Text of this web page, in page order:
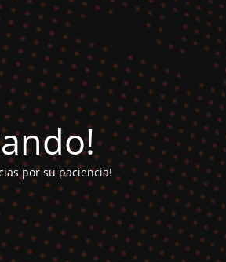
por su paciencia!